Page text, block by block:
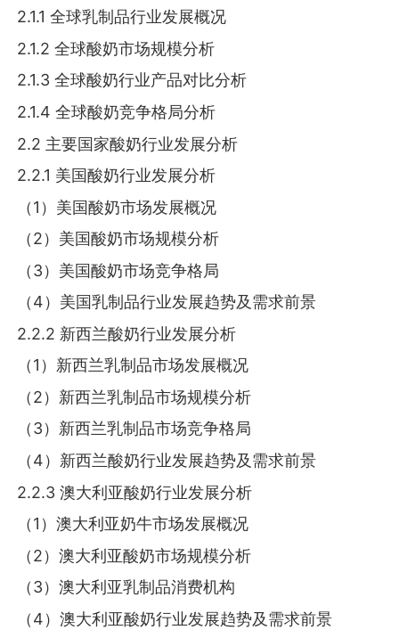
2.1.1 全球乳制品行业发展概况
2.1.2 全球酸奶市场规模分析
2.1.3 全球酸奶行业产品对比分析
2.1.4 全球酸奶竞争格局分析
2.2 主要国家酸奶行业发展分析
2.2.1 美国酸奶行业发展分析
（1）美国酸奶市场发展概况
（2）美国酸奶市场规模分析
（3）美国酸奶市场竞争格局
（4）美国乳制品行业发展趋势及需求前景
2.2.2 新西兰酸奶行业发展分析
（1）新西兰乳制品市场发展概况
（2）新西兰乳制品市场规模分析
（3）新西兰乳制品市场竞争格局
（4）新西兰酸奶行业发展趋势及需求前景
2.2.3 澳大利亚酸奶行业发展分析
（1）澳大利亚奶牛市场发展概况
（2）澳大利亚酸奶市场规模分析
（3）澳大利亚乳制品消费机构
（4）澳大利亚酸奶行业发展趋势及需求前景